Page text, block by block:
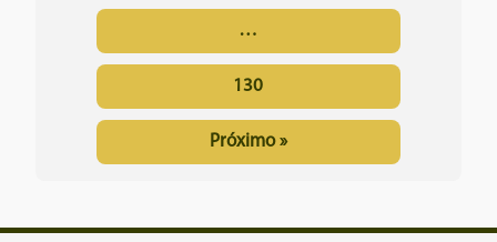
…
130
Próximo »